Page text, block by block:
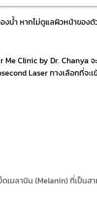
น้ำ หากไม่ดูแลผิวหน้าขอ
Clinic by Dr. Chanya จ
Laser ทางเลือกที่จะ
เมลานิน (Melanin) ที่เป็